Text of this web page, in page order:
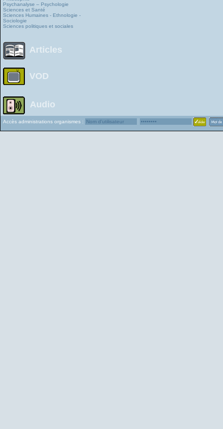
Psychanalyse – Psychologie
Sciences et Santé
Sciences Humaines - Ethnologie -
Sociologie
Sciences politiques et sociales
Articles
VOD
Audio
Accès administrations organismes :